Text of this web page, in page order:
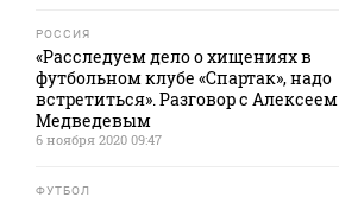
РОССИЯ
«Расследуем дело о хищениях в
футбольном клубе «Спартак», надо
встретиться». Разговор с Алексеем
Медведевым
6 ноября 2020 09:47
ФУТБОЛ